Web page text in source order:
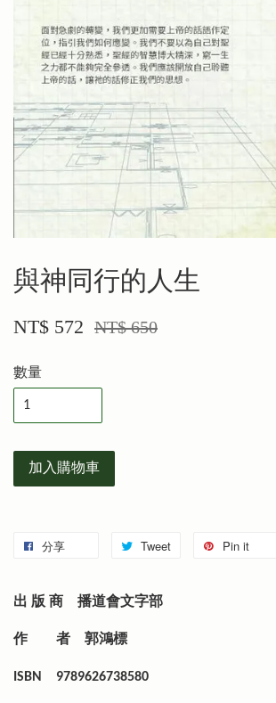
與神同行的人生
NT$ 572 NT$ 650
數量
加入購物車
分享 Tweet Pin it
出 版 商 播道會文字部
作 者 郭鴻標
ISBN 9789626738580